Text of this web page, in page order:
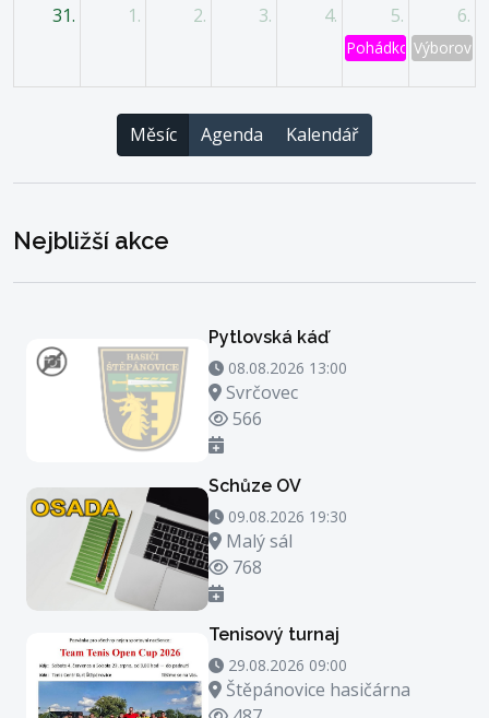
31. 1. 2. 3. 4. 5.
Pohádkový les
6.
Výborová
Měsíc Agenda Kalendář
Nejbližší akce
Pytlovská káď
08.08.2026 13:00 - 08.08.2026 14:00
08.08.2026 13:00
Místo konání
Svrčovec
Počet zhlédnutí
566
Schůze OV
09.08.2026 19:30 - 09.08.2026 20:30
09.08.2026 19:30
Místo konání
Malý sál
Počet zhlédnutí
768
Tenisový turnaj
29.08.2026 09:00 - 29.08.2026 23:00
29.08.2026 09:00
Místo konání
Štěpánovice hasičárna